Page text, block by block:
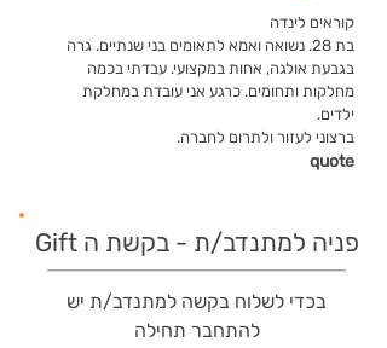
קוראים לינדה
בת 28. נשואה ואמא לתאומים בני שנתיים. גרה
בגבעת אולגה, אחות במקצועי. עבדתי בכמה
מחלקות ותחומים. כרגע אני עובדת במחלקת
ילדים.
ברצוני לעזור ולתרום לחברה.
quote
פניה למתנדב/ת - בקשת ה Gift
בכדי לשלוח בקשה למתנדב/ת יש
להתחבר תחילה